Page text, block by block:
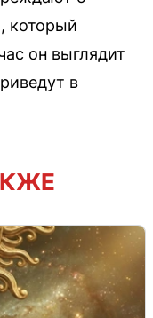
который
он выглядит
в